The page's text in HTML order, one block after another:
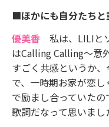
■ほかにも自分たちと
優美香 私は、LILIと
はCalling Calling～意
すごく共感というか
で、一時期お家が恋
で励まし合っていた
歌詞だなって思いまし